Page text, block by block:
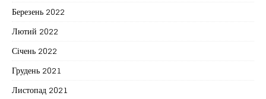
Березень 2022
Лютий 2022
Січень 2022
Грудень 2021
Листопад 2021